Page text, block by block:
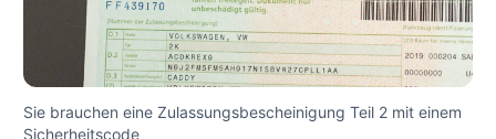
Sie brauchen eine Zulassungsbescheinigung Teil 2 mit einem
Sicherheitscode